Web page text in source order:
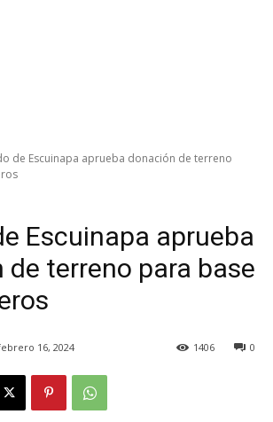
de Escuinapa aprueba donación de terreno
Escuinapa aprueba
de terreno para base
16, 2024 0
1406